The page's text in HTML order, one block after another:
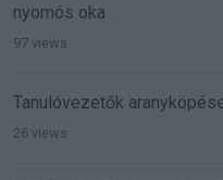
nyomós oka
97 views
Tanulóvezetők
26 views